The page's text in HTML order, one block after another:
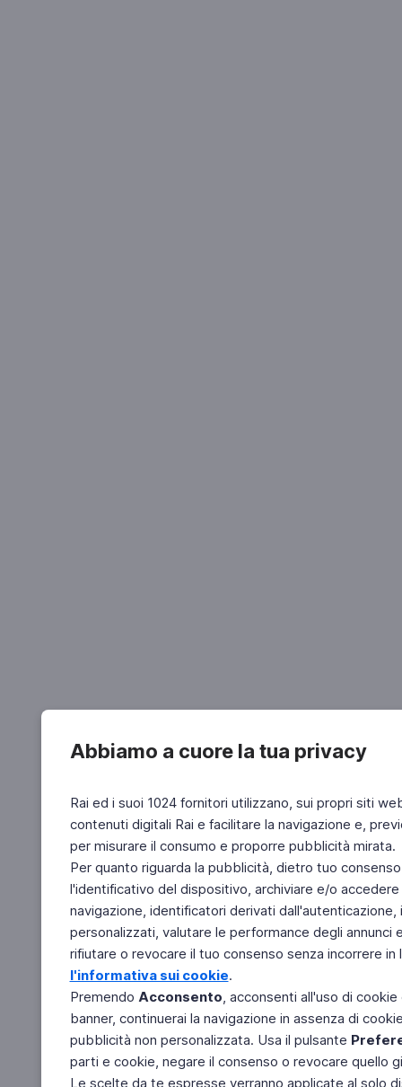
Abbiamo a cuore la tua privacy
Rai ed i suoi 1024 fornitori utilizzano, sui propri siti
contenuti digitali Rai e facilitare la navigazione e,
per misurare il consumo e proporre pubblicità mirata.
Per quanto riguarda la pubblicità, dietro tuo
l'identificativo del dispositivo, archiviare e/o
navigazione, identificatori derivati
personalizzati, valutare le performance degli
rifiutare o revocare il tuo consenso senza incorrere
l'informativa sui cookie.
Premendo Acconsento, acconsenti all'uso di
banner, continuerai la navigazione in assenza di
pubblicità non personalizzata. Usa il pulsante
parti e cookie, negare il consenso o revocare quello
Le scelte da te espresse verranno applicate al solo